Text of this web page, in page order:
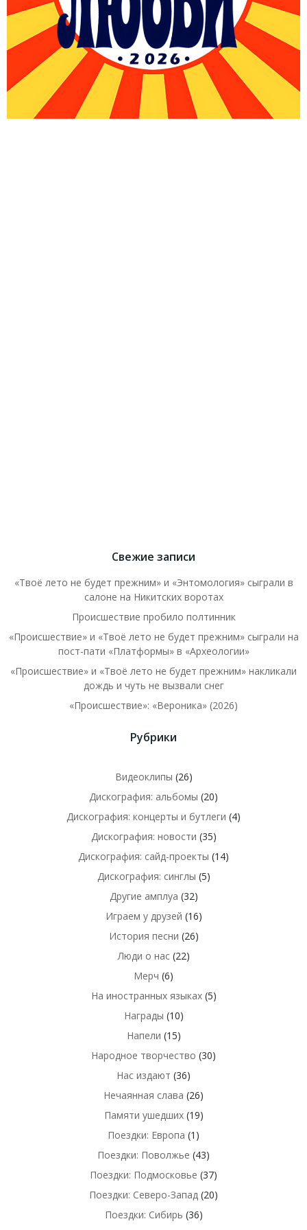
Свежие записи
«Твоё лето не будет прежним» и «Энтомология» сыграли в
салоне на Никитских воротах
Происшествие пробило полтинник
«Происшествие» и «Твоё лето не будет прежним» сыграли на
пост-пати «Платформы» в «Археологии»
«Происшествие» и «Твоё лето не будет прежним» накликали
дождь и чуть не вызвали снег
«Происшествие»: «Вероника» (2026)
Рубрики
Видеоклипы (26)
Дискография: альбомы (20)
Дискография: концерты и бутлеги (4)
Дискография: новости (35)
Дискография: сайд-проекты (14)
Дискография: синглы (5)
Другие амплуа (32)
Играем у друзей (16)
История песни (26)
Люди о нас(22)
Мерч (6)
На иностранных языках(5)
Награды (10)
Напели (15)
Народное творчество (30)
Нас издают (36)
Нечаянная слава (26)
Памяти ушедших(19)
Поездки: Европа (1)
Поездки: Поволжье (43)
Поездки: Подмосковье (37)
Поездки: Северо-Запад (20)
Поездки: Сибирь (36)